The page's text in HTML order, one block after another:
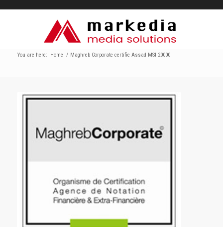
You are here: Home / Maghreb Corporate certifie Assad MSI 20000